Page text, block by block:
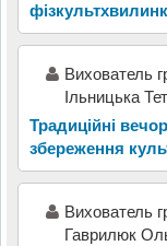
Вихователь
Ільницька
Традиційні
збереження
Вихователь
Гаврилюк